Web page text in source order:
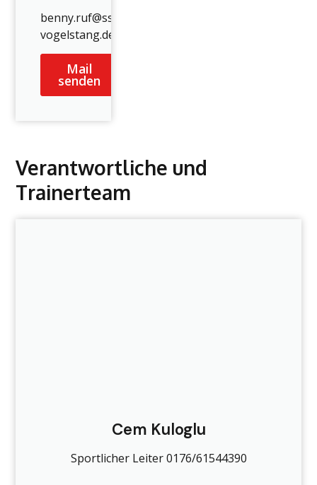
benny.ruf@ssv-
vogelstang.de
Mail
senden
Verantwortliche und
Trainerteam
Cem Kuloglu
Sportlicher Leiter 0176/61544390